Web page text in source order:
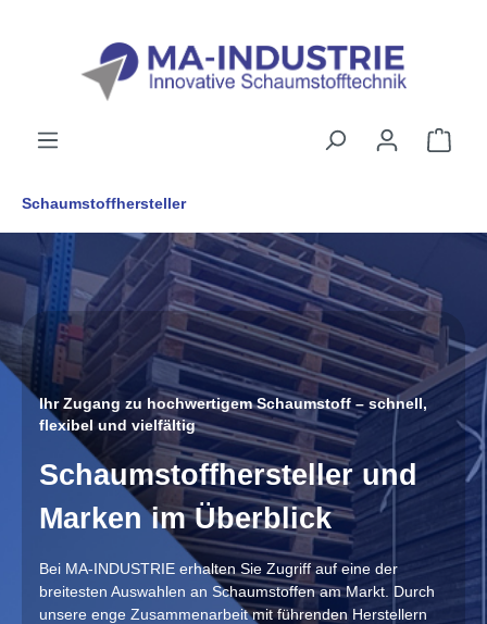
Schaumstoffhersteller
Ihr Zugang zu hochwertigem Schaumstoff – schnell,
flexibel und vielfältig
Schaumstoffhersteller und
Marken im Überblick
Bei MA-INDUSTRIE erhalten Sie Zugriff auf eine der
breitesten Auswahlen an Schaumstoffen am Markt. Durch
unsere enge Zusammenarbeit mit führenden Herstellern